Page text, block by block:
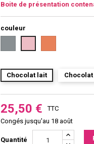
Boite de présentation
couleur
gold
Chocolat lait
25,50 €
TTC
Congés jusqu'au 18 août
Quantité